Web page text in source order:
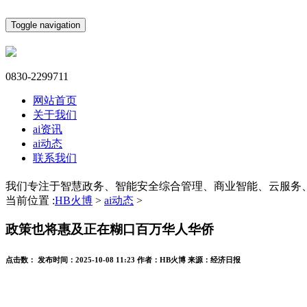
Toggle navigation
0830-2299711
网站首页
关于我们
ai资讯
ai动态
联系我们
我们专注于智慧政务、智能安全综合管理、商业智能、云服务
当前位置 :HB火博 > ai动态 >
政策也将惠及正在糊口百万华人华侨
点击数： 发布时间： 2025-10-08 11:23 作者： HB火博 来源： 经济日报